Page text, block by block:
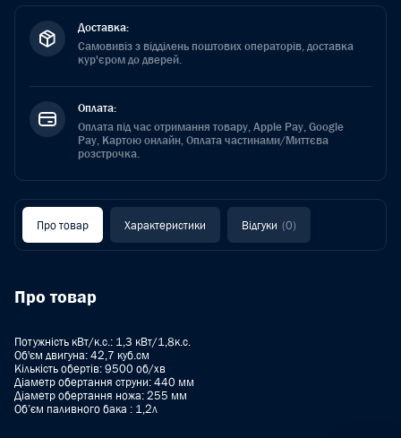
Доставка:
Самовивіз з відділень поштових операторів, доставка
кур'єром до дверей.
Оплата:
Оплата під час отримання товару, Apple Pay, Google
Pay, Картою онлайн, Оплата частинами/Миттєва
розстрочка.
Про товар Характеристики Відгуки (0)
Про товар
Потужність кВт/к.с.: 1,3 кВт/1,8к.с.
Об'єм двигуна: 42,7 куб.см
Кількість обертів: 9500 об/хв
Діаметр обертання струни: 440 мм
Діаметр обертання ножа: 255 мм
Об’єм паливного бака : 1,2л